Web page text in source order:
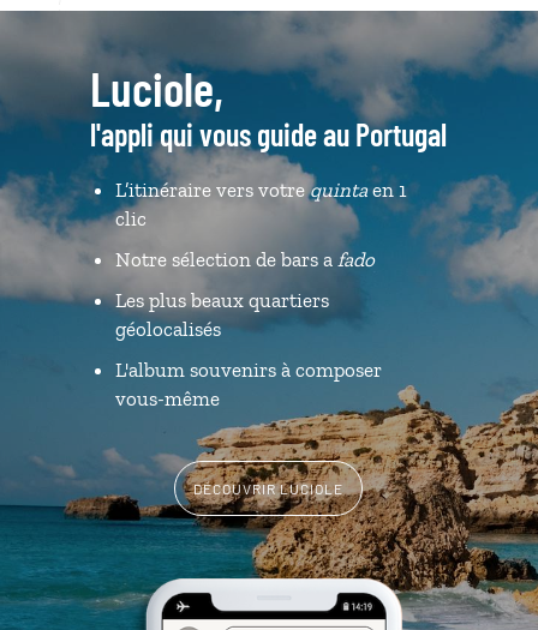
Luciole,
l'appli qui vous guide au Portugal
L’itinéraire vers votrequintaen 1
clic
Notre sélection de bars a fado
Les plus beaux quartiers
géolocalisés
L'album souvenirs à composer
vous-même
DÉCOUVRIR LUCIOLE